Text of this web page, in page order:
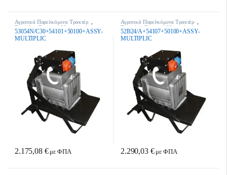
Αγροτικά Παρελκόμενα Τρακτέρ
Τρακτέρ - Γεωργικά Μηχανήματα
53054N/C30+54101+50100+ASSY-
MULTIPLIC
2.175,08 €με ΦΠΑ
Αγροτικά Παρελκόμενα Τρακτέρ
Τρακτέρ - Γεωργικά Μηχανήματα
52B24/A+54107+50100+ASSY-
MULTIPLIC
2.290,03 €με ΦΠΑ